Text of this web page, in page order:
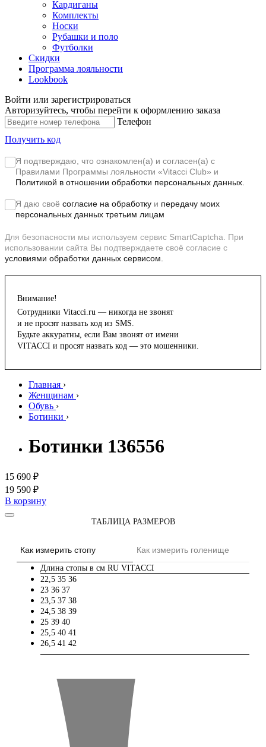
Кардиганы
Комплекты
Носки
Рубашки и поло
Футболки
Скидки
Программа лояльности
Lookbook
Войти или зарегистрироваться
Авторизуйтесь, чтобы перейти к оформлению заказа
Телефон
Получить код
Я подтверждаю, что ознакомлен(а) и согласен(а) с
Правилами Программы лояльности «Vitacci Club» и
Политикой в отношении обработки персональных данных.
Я даю своё согласие на обработку и передачу моих
персональных данных третьим лицам
Для безопасности мы используем сервис SmartCaptcha. При
использовании сайта Вы подтверждаете своё согласие с
условиями обработки данных сервисом.
Внимание!
Сотрудники Vitacci.ru — никогда не звонят
и не просят назвать код из SMS.
Будьте аккуратны, если Вам звонят от имени
VITACCI и просят назвать код — это мошенники.
Главная ›
Женщинам ›
Обувь ›
Ботинки ›
Ботинки 136556
15 690 ₽
19 590 ₽
В корзину
ТАБЛИЦА РАЗМЕРОВ
Как измерить стопу Как измерить голенище
Длина стопы в см RU VITACCI
22,5 35 36
23 36 37
23,5 37 38
24,5 38 39
25 39 40
25,5 40 41
26,5 41 42